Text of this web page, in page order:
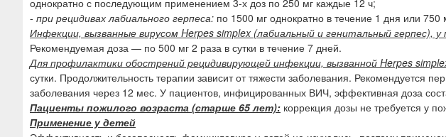
- при рецидивах лабиального герпеса: по 1500 мг однократно в течение 1 дня или 750
Инфекции, вызванные вирусом Herpes simplex (лабиальный и генитальный
Рекомендуемая доза — по 500 мг 2 раза в сутки в течение 7 дней.
Для профилактики обострений рецидивирующей инфекции, вызванной Herpes
сутки. Продолжительность терапии зависит от тяжести заболевания. Рекомендуется
заболевания через 12 мес. У пациентов, инфицированных ВИЧ, эффективная доза
Пациенты пожилого возраста (старше 65 лет): коррекция дозы не требуется у
Применение у детей